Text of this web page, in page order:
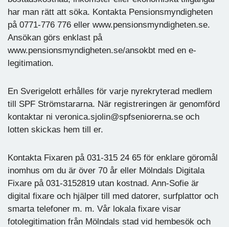
har man rätt att söka. Kontakta Pensionsmyndigheten
på 0771-776 776 eller www.pensionsmyndigheten.se.
Ansökan görs enklast på
www.pensionsmyndigheten.se/ansokbt med en e-
legitimation.
En Sverigelott erhålles för varje nyrekryterad medlem
till SPF Strömstararna. När registreringen är genomförd
kontaktar ni veronica.sjolin@spfseniorerna.se och
lotten skickas hem till er.
Kontakta Fixaren på 031-315 24 65 för enklare göromål
inomhus om du är över 70 år eller Mölndals Digitala
Fixare på 031-3152819 utan kostnad. Ann-Sofie är
digital fixare och hjälper till med datorer, surfplattor och
smarta telefoner m. m. Vår lokala fixare visar
fotolegitimation från Mölndals stad vid hembesök och